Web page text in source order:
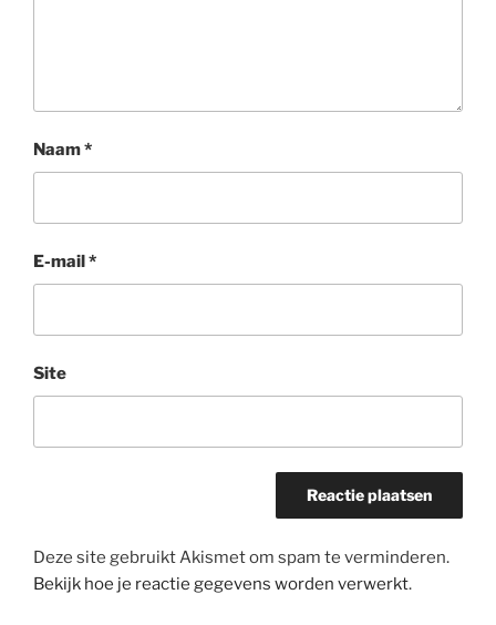
Naam*
E-mail*
Site
Deze site gebruikt Akismet om spam te verminderen.
Bekijk hoe je reactie gegevens worden verwerkt.